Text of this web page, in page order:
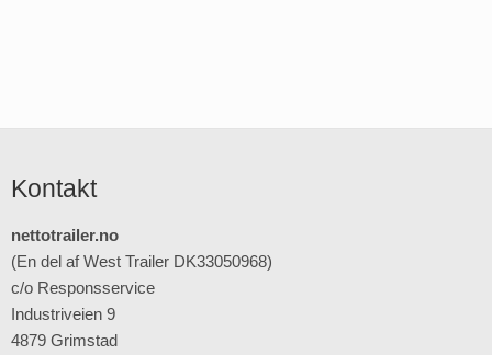
Kontakt
nettotrailer.no
(En del af West Trailer DK33050968)
c/o Responsservice
Industriveien 9
4879 Grimstad